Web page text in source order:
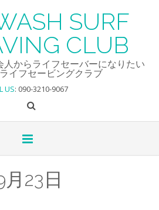
SURF
CLUB
からライフセーバーになりたい
イフセービングクラブ
US: 090-3210-9067
23日